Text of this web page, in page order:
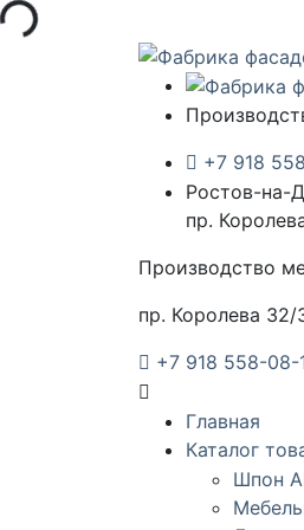
+7 918
Ростов-на-
пр.
Производство
пр. Королева
+7 918 558-08-
Главная
Каталог
Шпон